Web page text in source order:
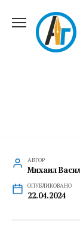
содержанию
АВТОР
Михаил
ОПУБЛИКОВАНО
22.04.2024